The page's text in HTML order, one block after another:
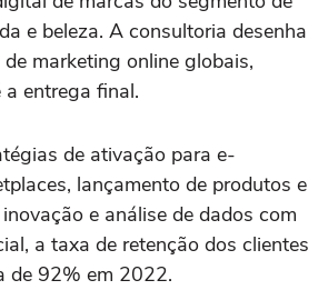
e beleza. A consultoria desenha
marketing online globais,
entrega final.
de ativação para e-
lançamento de produtos e
e análise de dados com
a taxa de retenção dos clientes
de 92% em 2022.